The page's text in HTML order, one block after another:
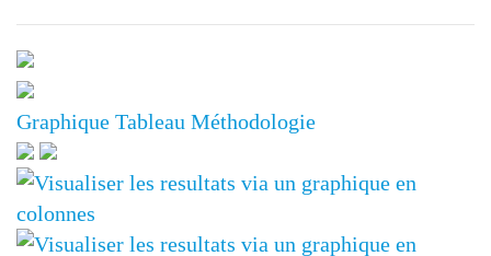
Graphique Tableau Méthodologie